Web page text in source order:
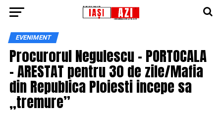
EVENIMENT
Procurorul Negulescu – PORTOCALA
– ARESTAT pentru 30 de zile/Mafia
din Republica Ploiesti incepe sa
„tremure”